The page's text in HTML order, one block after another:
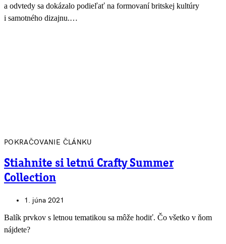
a odvtedy sa dokázalo podieľať na formovaní britskej kultúry
i samotného dizajnu.…
POKRAČOVANIE ČLÁNKU
Stiahnite si letnú Crafty Summer
Collection
1. júna 2021
Balík prvkov s letnou tematikou sa môže hodiť. Čo všetko v ňom
nájdete?